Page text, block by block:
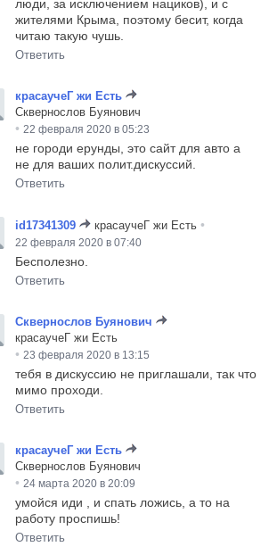
люди, за исключением нациков), и с
жителями Крыма, поэтому бесит, когда
читаю такую чушь.
Ответить
красаучеГ жи Есть
Сквернослов Буянович
• 22 февраля 2020 в 05:23
не городи ерунды, это сайт для авто а
не для ваших полит.дискуссий.
Ответить
id17341309 красаучеГ жи Есть •
22 февраля 2020 в 07:40
Бесполезно.
Ответить
Сквернослов Буянович
красаучеГ жи Есть
• 23 февраля 2020 в 13:15
тебя в дискуссию не приглашали, так что
мимо проходи.
Ответить
красаучеГ жи Есть
Сквернослов Буянович
• 24 марта 2020 в 20:09
умойся иди , и спать ложись, а то на
работу проспишь!
Ответить